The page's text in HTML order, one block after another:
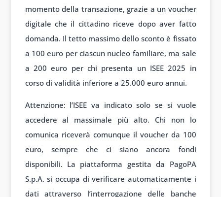
momento della transazione, grazie a un voucher
digitale che il cittadino riceve dopo aver fatto
domanda. Il tetto massimo dello sconto è fissato
a 100 euro per ciascun nucleo familiare, ma sale
a 200 euro per chi presenta un ISEE 2025 in
corso di validità inferiore a 25.000 euro annui.
Attenzione: l’ISEE va indicato solo se si vuole
accedere al massimale più alto. Chi non lo
comunica riceverà comunque il voucher da 100
euro, sempre che ci siano ancora fondi
disponibili. La piattaforma gestita da PagoPA
S.p.A. si occupa di verificare automaticamente i
dati attraverso l’interrogazione delle banche